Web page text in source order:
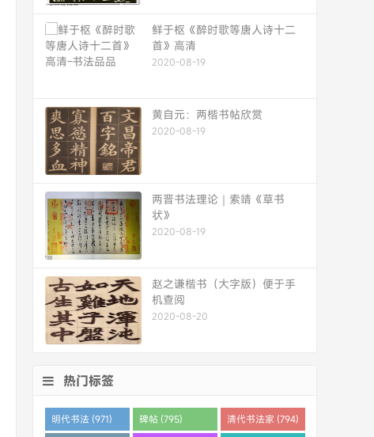
鲜于枢《醉时歌等唐人诗十二
首》高清
2020-08-19
黄自元：两楷书帖欣赏
2020-08-19
两晋书法理论｜索靖《草书
状》
2020-08-19
赵之谦楷书（大字版）便于手
机查阅
2020-08-20
热门标签
明代书法 (971) 碑帖 (795) 清代书法家 (794)